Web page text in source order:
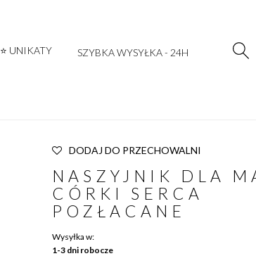
⭐ UNIKATY SZYBKA WYSYŁKA - 24H
DODAJ DO PRZECHOWALNI
NASZYJNIK DLA
CÓRKI SERCA
POZŁACANE
Wysyłka w:
1-3 dni robocze